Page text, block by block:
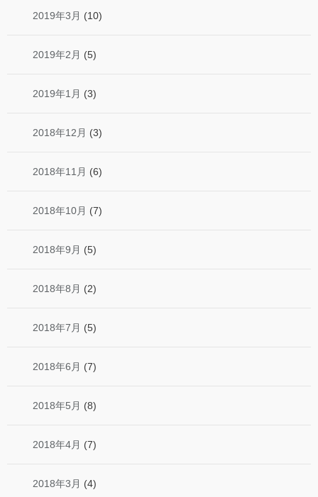
2019年3月 (10)
2019年2月 (5)
2019年1月 (3)
2018年12月 (3)
2018年11月 (6)
2018年10月 (7)
2018年9月 (5)
2018年8月 (2)
2018年7月 (5)
2018年6月 (7)
2018年5月 (8)
2018年4月 (7)
2018年3月 (4)